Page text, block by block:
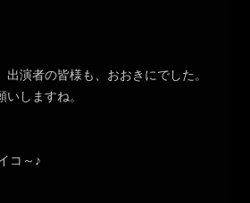
演者の皆様も、おおきにでした。
しますね。
コ～♪